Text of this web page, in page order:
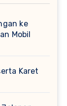
ke
Mobil
Karet